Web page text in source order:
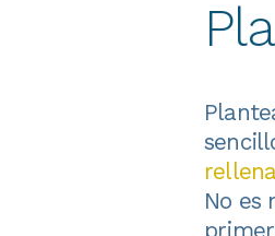
No es